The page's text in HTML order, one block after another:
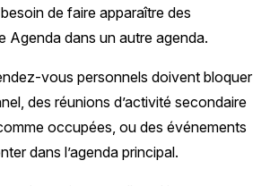
de faire apparaître des
Agenda dans un autre agenda.
vous personnels doivent bloquer
des réunions d’activité secondaire
occupées, ou des événements
dans l’agenda principal.